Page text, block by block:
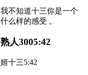
我不知道十三你是一个
什么样的感受 。
熟人3005:42
姬十三5:42